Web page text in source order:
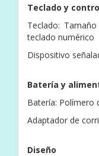
Teclado y
Teclado:
teclado numérico
Dispositivo
Batería y
Batería: Polímero
Adaptador de
Diseño